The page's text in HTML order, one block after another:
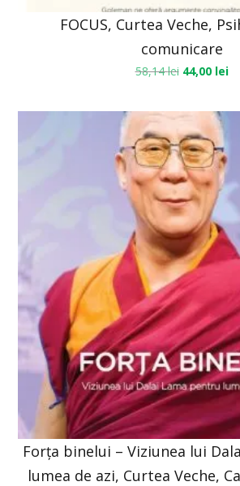
FOCUS, Curtea Veche,
comunicare
58,14lei 44,00 lei
Forța binelui – Viziunea lui
lumea de azi, Curtea Veche,